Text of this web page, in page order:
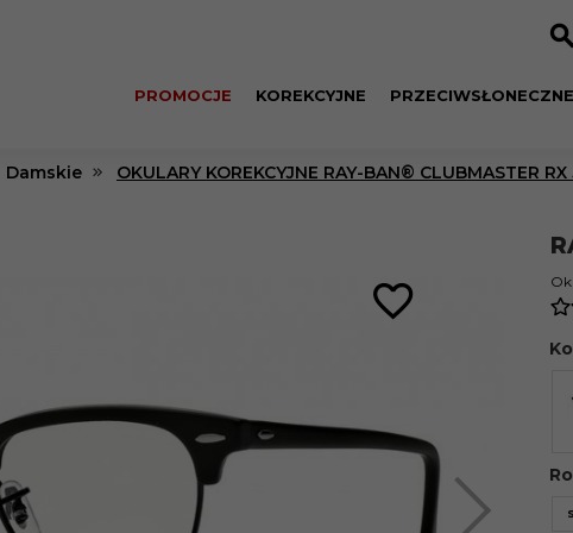
PROMOCJE KOREKCYJNE PRZECIWSŁONECZNE
Damskie OKULARY KOREKCYJNE RAY-BAN® CLUBMASTER